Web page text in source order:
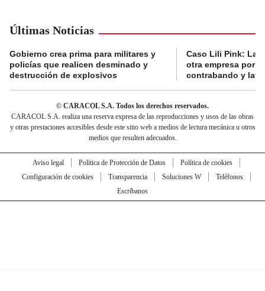
Últimas Noticias
Gobierno crea prima para militares y
policías que realicen desminado y
destrucción de explosivos
Caso Lili Pink: La
otra empresa por
contrabando y
© CARACOL S.A. Todos los derechos reservados.
CARACOL S.A. realiza una reserva expresa de las reproducciones y usos de las obras
y otras prestaciones accesibles desde este sitio web a medios de lectura mecánica u otros
medios que resulten adecuados.
Aviso legal Política de Protección de Datos
Política de cookies
Configuración de cookies
Transparencia Soluciones W
Teléfonos
Escríbanos